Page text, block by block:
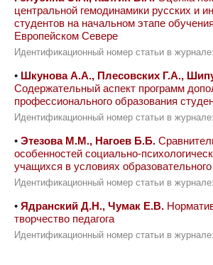
центральной гемодинамики русских и
студентов на начальном этапе
Европейском Севере
Идентификационный номер статьи в
• Шкунова А.А., Плесовских Г.А.,
Содержательный аспект программ
профессионального образования
Идентификационный номер статьи в
• Этезова М.М., Нагоев Б.Б.
особенностей социально-
учащихся в условиях
Идентификационный номер статьи в
• Ядранский Д.Н., Чумак Е.В.
творчество педагога
Идентификационный номер статьи в